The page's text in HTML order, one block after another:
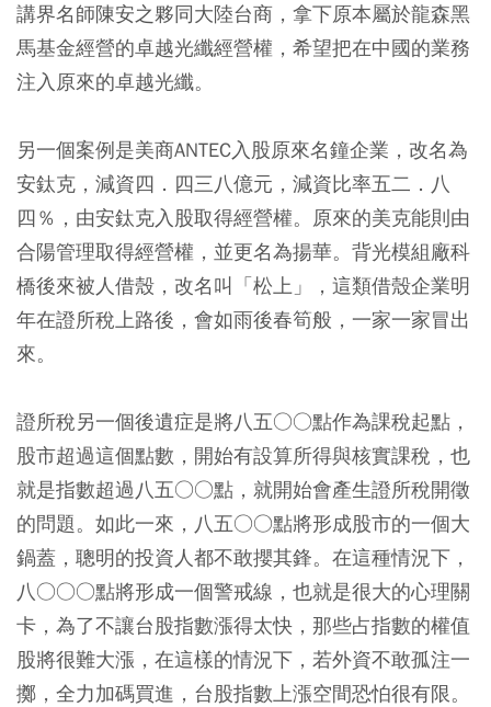
講界名師陳安之夥同大陸台商，拿下原本屬於龍森黑
馬基金經營的卓越光纖經營權，希望把在中國的業務
注入原來的卓越光纖。
另一個案例是美商ANTEC入股原來名鐘企業，改名為
安鈦克，減資四．四三八億元，減資比率五二．八
四％，由安鈦克入股取得經營權。原來的美克能則由
合陽管理取得經營權，並更名為揚華。背光模組廠科
橋後來被人借殼，改名叫「松上」，這類借殼企業明
年在證所稅上路後，會如雨後春筍般，一家一家冒出
來。
證所稅另一個後遺症是將八五○○點作為課稅起點，
股市超過這個點數，開始有設算所得與核實課稅，也
就是指數超過八五○○點，就開始會產生證所稅開徵
的問題。如此一來，八五○○點將形成股市的一個大
鍋蓋，聰明的投資人都不敢攖其鋒。在這種情況下，
八○○○點將形成一個警戒線，也就是很大的心理關
卡，為了不讓台股指數漲得太快，那些占指數的權值
股將很難大漲，在這樣的情況下，若外資不敢孤注一
擲，全力加碼買進，台股指數上漲空間恐怕很有限。